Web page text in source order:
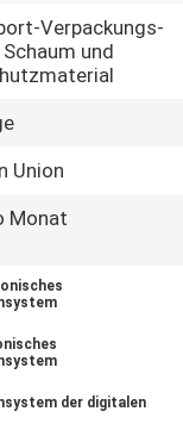
Verpackungs-
und
Union
Monat
der digitalen